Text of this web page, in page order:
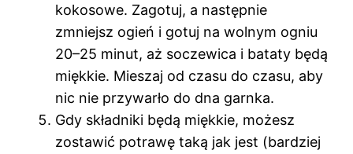
kokosowe. Zagotuj, a następnie
zmniejsz ogień i gotuj na wolnym ogniu
20–25 minut, aż soczewica i bataty będą
miękkie. Mieszaj od czasu do czasu, aby
nic nie przywarło do dna garnka.
Gdy składniki będą miękkie, możesz
zostawić potrawę taką jak jest (bardziej